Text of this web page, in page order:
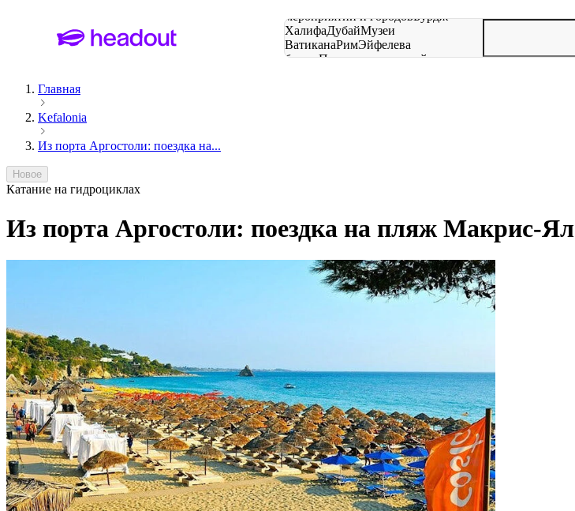
мероприятий и городовБурдж-
ХалифаДубайМузеи
ВатиканаРимЭйфелева
башняПарижмероприятий и
Главная
Kefalonia
Из порта Аргостоли: поездка на...
Новое
Катание на гидроциклах
Из порта Аргостоли: поездка на пляж Макрис-